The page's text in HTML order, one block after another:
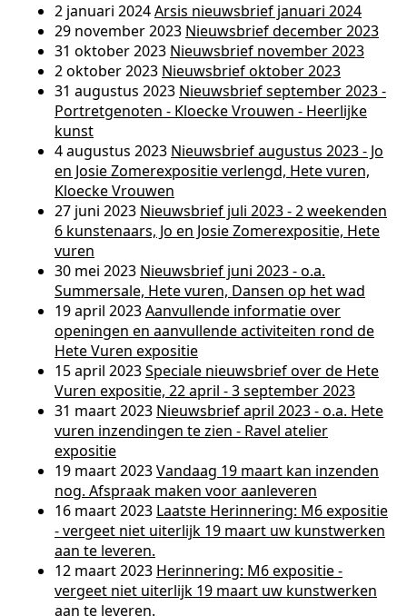
2 januari 2024Arsis nieuwsbrief januari 2024
29 november 2023 Nieuwsbrief december 2023
31 oktober 2023 Nieuwsbrief november 2023
2 oktober 2023 Nieuwsbrief oktober 2023
31 augustus 2023 Nieuwsbrief september 2023 -
Portretgenoten - Kloecke Vrouwen - Heerlijke
kunst
4 augustus 2023 Nieuwsbrief augustus 2023 - Jo
en Josie Zomerexpositie verlengd, Hete vuren,
Kloecke Vrouwen
27 juni 2023 Nieuwsbrief juli 2023 - 2 weekenden
6 kunstenaars, Jo en Josie Zomerexpositie, Hete
vuren
30 mei 2023 Nieuwsbrief juni 2023 - o.a.
Summersale, Hete vuren, Dansen op het wad
19 april 2023Aanvullende informatie over
openingen en aanvullende activiteiten rond de
Hete Vuren expositie
15 april 2023Speciale nieuwsbrief over de Hete
Vuren expositie, 22 april - 3 september 2023
31 maart 2023 Nieuwsbrief april 2023 - o.a. Hete
vuren inzendingen te zien - Ravel atelier
expositie
19 maart 2023Vandaag 19 maart kan inzenden
nog. Afspraak maken voor aanleveren
16 maart 2023 Laatste Herinnering: M6 expositie
- vergeet niet uiterlijk 19 maart uw kunstwerken
aan te leveren.
12 maart 2023 Herinnering: M6 expositie -
vergeet niet uiterlijk 19 maart uw kunstwerken
aan te leveren.